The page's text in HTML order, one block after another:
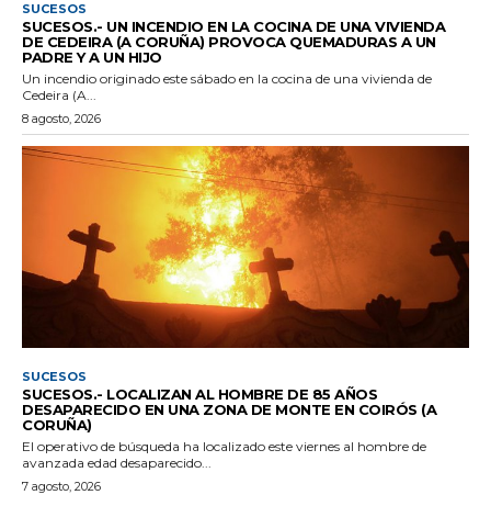
SUCESOS
SUCESOS.- UN INCENDIO EN LA COCINA DE UNA VIVIENDA
DE CEDEIRA (A CORUÑA) PROVOCA QUEMADURAS A UN
PADRE Y A UN HIJO
Un incendio originado este sábado en la cocina de una vivienda de
Cedeira (A...
8 agosto, 2026
SUCESOS
SUCESOS.- LOCALIZAN AL HOMBRE DE 85 AÑOS
DESAPARECIDO EN UNA ZONA DE MONTE EN COIRÓS (A
CORUÑA)
El operativo de búsqueda ha localizado este viernes al hombre de
avanzada edad desaparecido...
7 agosto, 2026